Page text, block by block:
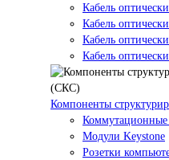
Кабель
Кабель
Кабель
Кабель
Компоненты
Коммутационные
Модули Keystone
Розетки